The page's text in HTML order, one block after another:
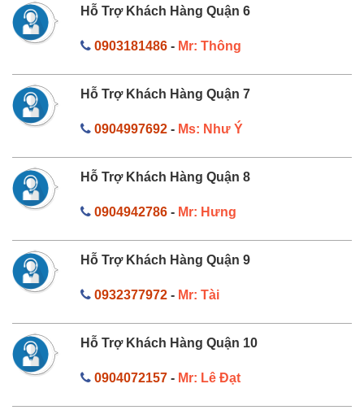
Hỗ Trợ Khách Hàng Quận 6
0903181486- Mr: Thông
Hỗ Trợ Khách Hàng Quận 7
0904997692- Ms: Như Ý
Hỗ Trợ Khách Hàng Quận 8
0904942786- Mr: Hưng
Hỗ Trợ Khách Hàng Quận 9
0932377972- Mr: Tài
Hỗ Trợ Khách Hàng Quận 10
0904072157- Mr: Lê Đạt